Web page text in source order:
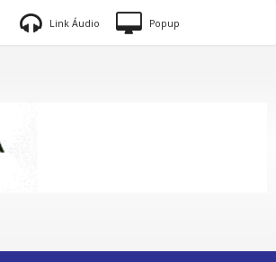
Link Áudio Popup